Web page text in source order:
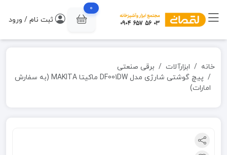
0
ثبت نام / ورود
خانه ابزارآلات
برقی صنعتی
پیچ گوشتی شارژی مدل DF001DW ماکیتا MAKITA (به سفارش
امارات)